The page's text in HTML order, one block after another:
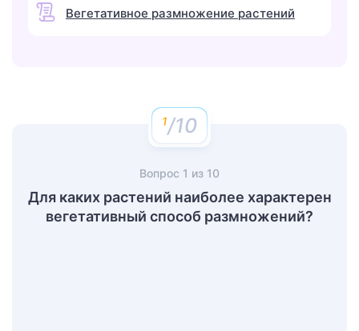
Вегетативное размножение растений
/10
Вопрос 1 из 10
Для каких растений наиболее характерен
вегетативный способ размножений?